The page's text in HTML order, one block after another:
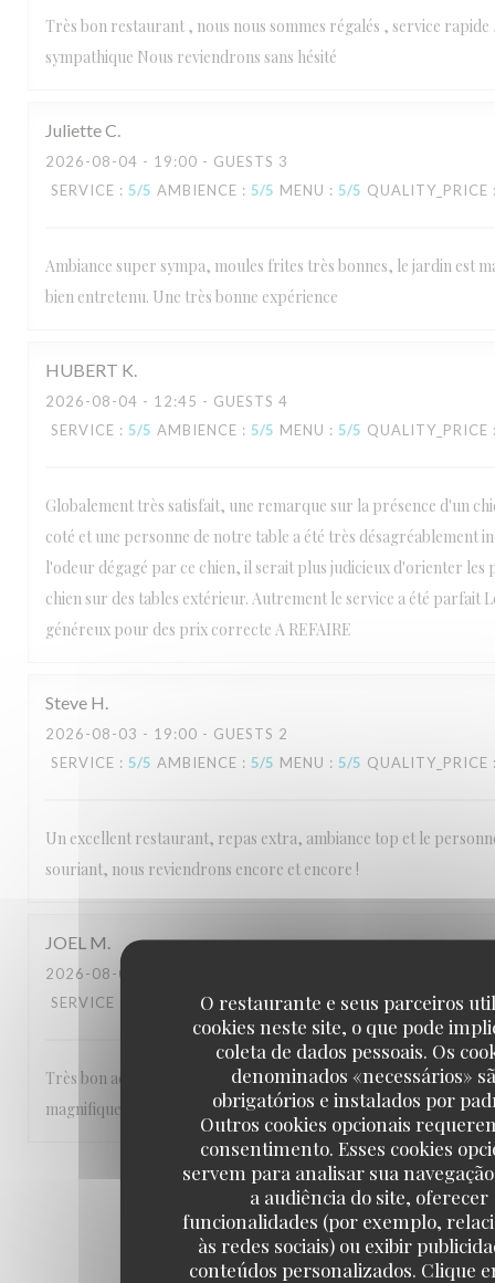
O restaurante e seus parceiros
cookies neste site, o que pode
coleta de dados pessoais. Os
denominados «necessários»
obrigatórios e instalados por
Outros cookies opcionais
consentimento. Esses cookies
servem para analisar sua
a audiência do site, oferecer
funcionalidades (por exemplo,
às redes sociais) ou exibir
conteúdos personalizados. Clique
Très bon restaurant , nous nous sommes régalés , service rapide
sympathique Nous reviendrons sans hésité
JulietteC
2026-08-04 - 19:00 - GUESTS 3
SERVICE : 5/5 AMBIENCE : 5/5 MENU : 5/5 QUALITY_PRICE
Ambiance super sympa, moules frites très bonnes, le jardin est
bien entretenu. Une très bonne expérience
HUBERT K
2026-08-04 - 12:45 - GUESTS 4
SERVICE : 5/5 AMBIENCE : 5/5 MENU : 5/5 QUALITY_PRICE
Globalement très satisfait, une remarque sur la présence d'un
coté et une personne de notre table a été très désagréablement
l'odeur dégagé par ce chien, il serait plus judicieux d'orienter les
chien sur des tables extérieur. Autrement le service a été parfait
généreux pour des prix correcte A REFAIRE
Steve H
2026-08-03 - 19:00 - GUESTS 2
SERVICE : 5/5 AMBIENCE : 5/5 MENU : 5/5 QUALITY_PRICE
Un excellent restaurant, repas extra, ambiance top et le
souriant, nous reviendrons encore et encore !
JOEL M
2026-08-04
SERVICE
AMBIENCE: 5/5 MENU : 5/5 QUALITY_PRICE
Très bon accueil , service souriant et efficace , repas de qualité
magnifique ! Nous recommandons !!
1 2 3